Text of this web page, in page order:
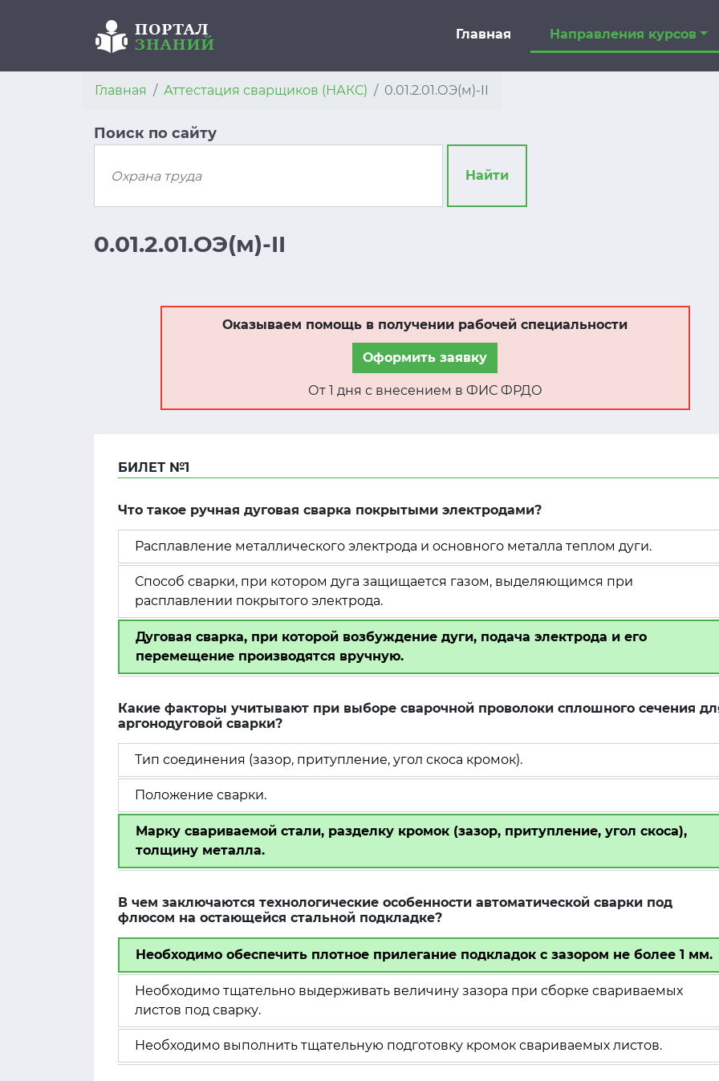
Главная Направления курсов
Главная Аттестация сварщиков (НАКС) 0.01.2.01.ОЭ(м)-II
Поиск по сайту
Найти
0.01.2.01.ОЭ(м)-II
Оказываем помощь в получении рабочей специальности
Оформить заявку
От 1 дня с внесением в ФИС ФРДО
БИЛЕТ №1
Что такое ручная дуговая сварка покрытыми электродами?
Расплавление металлического электрода и основного металла теплом дуги.
Способ сварки, при котором дуга защищается газом, выделяющимся при
расплавлении покрытого электрода.
Дуговая сварка, при которой возбуждение дуги, подача электрода и его
перемещение производятся вручную.
Какие факторы учитывают при выборе сварочной проволоки сплошного сечения
аргонодуговой сварки?
Тип соединения (зазор, притупление, угол скоса кромок).
Положение сварки.
Марку свариваемой стали, разделку кромок (зазор, притупление, угол скоса),
толщину металла.
В чем заключаются технологические особенности автоматической сварки под
флюсом на остающейся стальной подкладке?
Необходимо обеспечить плотное прилегание подкладок с зазором не более 1 мм.
Необходимо тщательно выдерживать величину зазора при сборке свариваемых
листов под сварку.
Необходимо выполнить тщательную подготовку кромок свариваемых листов.